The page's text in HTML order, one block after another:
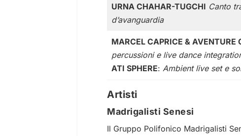
URNA CHAHAR-TUGCHI Canto
d’avanguardia
MARCEL CAPRICE & AVENTURE
percussioni e live dance
ATI SPHERE: Ambient live set e
Artisti
Madrigalisti Senesi
Il Gruppo Polifonico Madrigalisti